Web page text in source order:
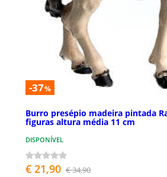
-37%
Burro presépio madeira pintada
figuras altura média 11 cm
DISPONÍVEL
€ 21,90 € 34,90